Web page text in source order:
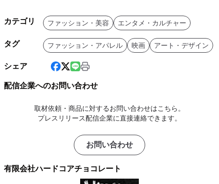
カテゴリ ファッション・美容 エンタメ・カルチャー
タグ ファッション・アパレル 映画 アート・デザイン
シェア
配信企業へのお問い合わせ
取材依頼・商品に対するお問い合わせはこちら。
プレスリリース配信企業に直接連絡できます。
お問い合わせ
有限会社ハードコアチョコレート